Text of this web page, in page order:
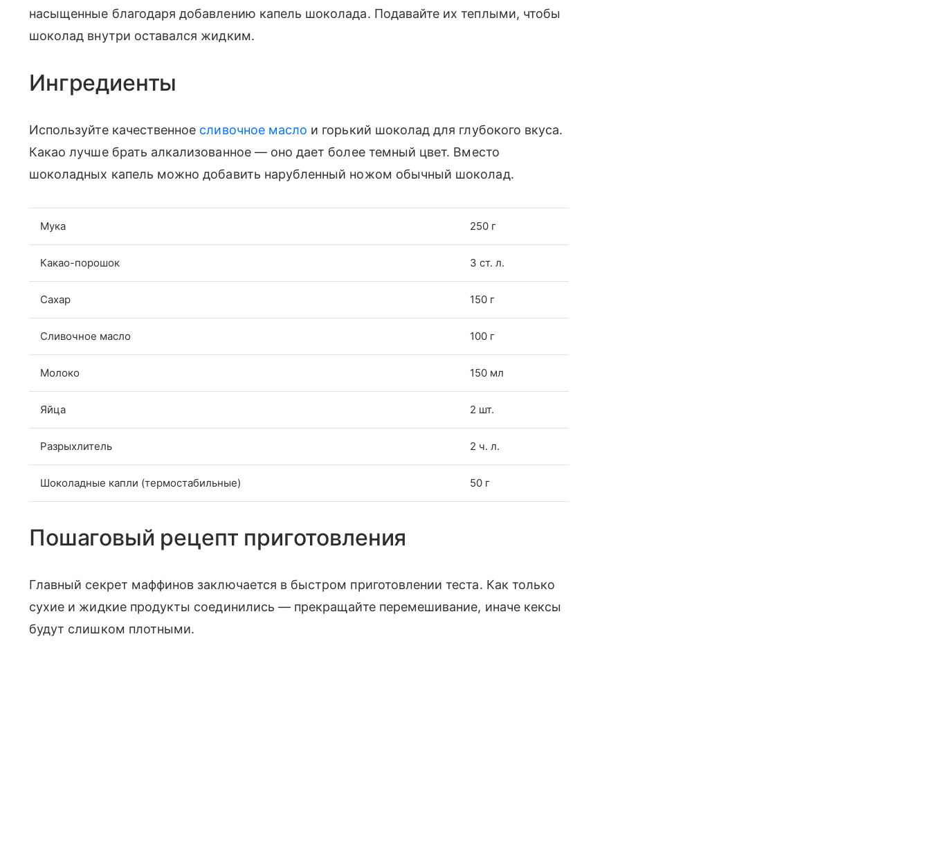
насыщенные благодаря добавлению капель шоколада. Подавайте их теплыми, чтобы
шоколад внутри оставался жидким.
Ингредиенты
Используйте качественное сливочное масло и горький шоколад для глубокого вкуса.
Какао лучше брать алкализованное — оно дает более темный цвет. Вместо
шоколадных капель можно добавить нарубленный ножом обычный шоколад.
Мука 250 г
Какао-порошок 3 ст. л.
Сахар 150 г
Сливочное масло 100 г
Молоко 150 мл
Яйца 2 шт.
Разрыхлитель 2 ч. л.
Шоколадные капли (термостабильные) 50 г
Пошаговый рецепт приготовления
Главный секрет маффинов заключается в быстром приготовлении теста. Как только
сухие и жидкие продукты соединились — прекращайте перемешивание, иначе кексы
будут слишком плотными.